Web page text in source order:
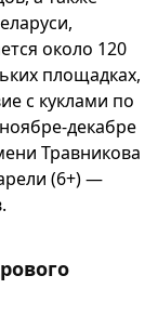
около 120
площадках,
с куклами по
декабре
Травникова
(6+) —